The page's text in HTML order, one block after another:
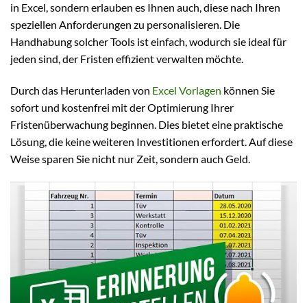
in Excel, sondern erlauben es Ihnen auch, diese nach Ihren
speziellen Anforderungen zu personalisieren. Die
Handhabung solcher Tools ist einfach, wodurch sie ideal für
jeden sind, der Fristen effizient verwalten möchte.
Durch das Herunterladen von Excel Vorlagen können Sie
sofort und kostenfrei mit der Optimierung Ihrer
Fristenüberwachung beginnen. Dies bietet eine praktische
Lösung, die keine weiteren Investitionen erfordert. Auf diese
Weise sparen Sie nicht nur Zeit, sondern auch Geld.